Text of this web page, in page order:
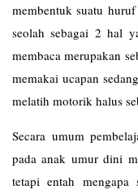
membentuk suatu
seolah sebagai 2 hal
membaca merupakan
memakai ucapan
melatih motorik halus
Secara umum
pada anak umur dini
tetapi entah mengapa